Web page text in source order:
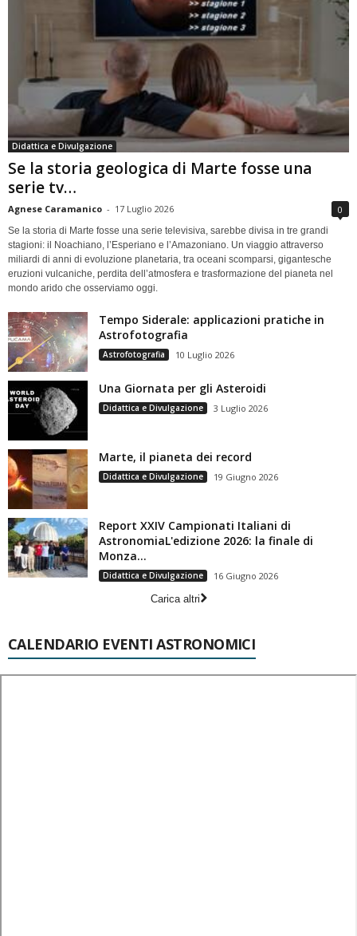
Didattica e Divulgazione
Se la storia geologica di Marte fosse una
serie tv…
Agnese Caramanico - 17 Luglio 2026 0
Se la storia di Marte fosse una serie televisiva, sarebbe divisa in tre grandi
stagioni: il Noachiano, l’Esperiano e l’Amazoniano. Un viaggio attraverso
miliardi di anni di evoluzione planetaria, tra oceani scomparsi, gigantesche
eruzioni vulcaniche, perdita dell’atmosfera e trasformazione del pianeta nel
mondo arido che osserviamo oggi.
Tempo Siderale: applicazioni pratiche in
Astrofotografia
Astrofotografia 10 Luglio 2026
Una Giornata per gli Asteroidi
Didattica e Divulgazione 3 Luglio 2026
Marte, il pianeta dei record
Didattica e Divulgazione 19 Giugno 2026
Report XXIV Campionati Italiani di
AstronomiaL'edizione 2026: la finale di
Monza...
Didattica e Divulgazione
16 Giugno 2026
Carica altri
CALENDARIO EVENTI ASTRONOMICI